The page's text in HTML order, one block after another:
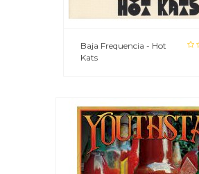
Baja Frequencia - Hot
Kats